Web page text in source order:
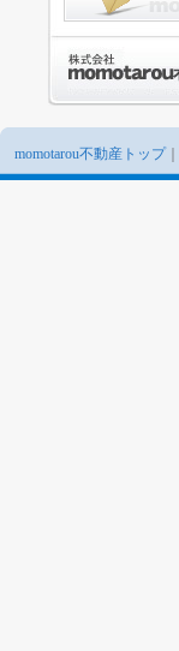
momotarou不動産トップ｜